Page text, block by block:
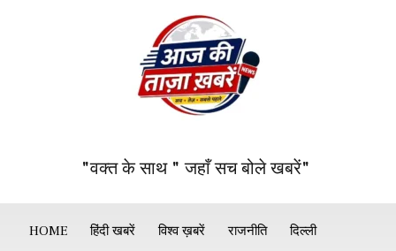
"वक्त के साथ " जहाँ सच बोले खबरें"
HOME हिंदी खबरें विश्व ख़बरें राजनीति दिल्ली